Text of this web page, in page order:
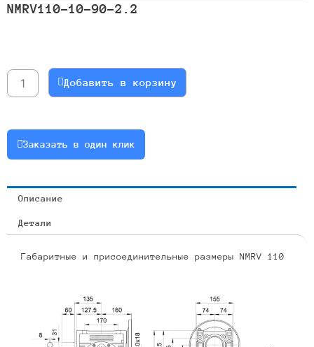
NMRV110-10-90-2.2
NMRV110-
10-
Добавить в корзину
Заказать в один клик
Описание
Детали
Габаритные и присоединительные размеры NMRV 110